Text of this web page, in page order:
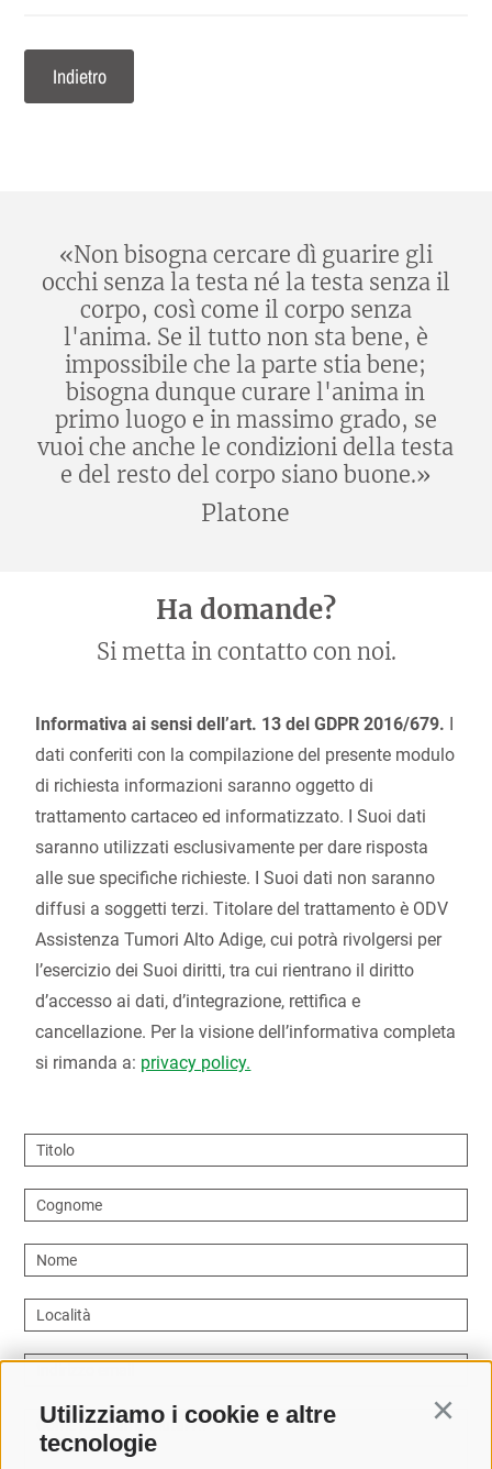
Utilizziamo i cookie e altre
tecnologie
Indietro
«Non bisogna cercare dì guarire gli
occhi senza la testa né la testa senza il
corpo, così come il corpo senza
l'anima. Se il tutto non sta bene, è
impossibile che la parte stia bene;
bisogna dunque curare l'anima in
primo luogo e in massimo grado, se
vuoi che anche le condizioni della testa
e del resto del corpo siano buone.»
Platone
Ha domande?
Si metta in contatto con noi.
Informativa ai sensi dell’art. 13 del GDPR 2016/679. I
dati conferiti con la compilazione del presente modulo
di richiesta informazioni saranno oggetto di
trattamento cartaceo ed informatizzato. I Suoi dati
saranno utilizzati esclusivamente per dare risposta
alle sue specifiche richieste. I Suoi dati non saranno
diffusi a soggetti terzi. Titolare del trattamento è ODV
Assistenza Tumori Alto Adige, cui potrà rivolgersi per
l’esercizio dei Suoi diritti, tra cui rientrano il diritto
d’accesso ai dati, d’integrazione, rettifica e
cancellazione. Per la visione dell’informativa completa
si rimanda a: privacy policy.
Titolo
Cognome
Nome
Località
Come possiamo aiutarvi?